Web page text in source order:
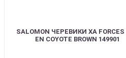
SALOMON ЧЕРЕВИКИ XA FORCES
EN COYOTE BROWN 149901